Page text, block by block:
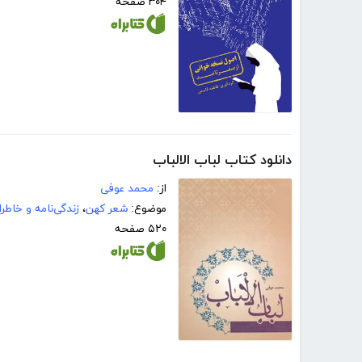
دانلود کتاب لباب الالباب
از: محمد عوفی
موضوع: شعر کهن، زندگی‌نامه و
۵۲۰ صفحه